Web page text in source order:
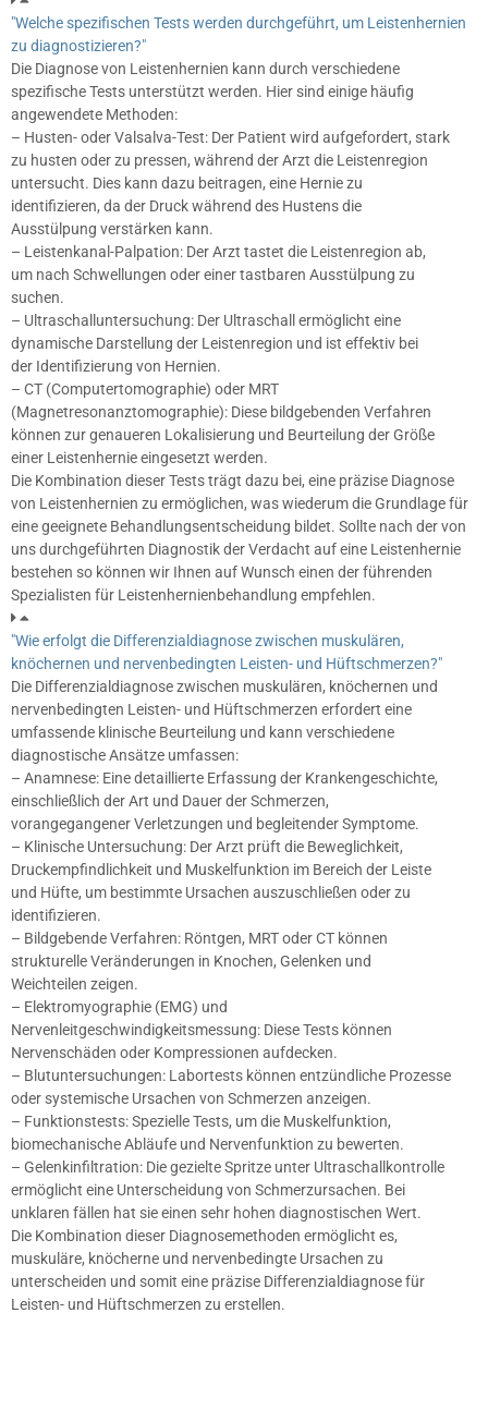
"Welche spezifischen Tests werden durchgeführt, um Leistenhernien
zu diagnostizieren?"
Die Diagnose von Leistenhernien kann durch verschiedene
spezifische Tests unterstützt werden. Hier sind einige häufig
angewendete Methoden:
– Husten- oder Valsalva-Test: Der Patient wird aufgefordert, stark
zu husten oder zu pressen, während der Arzt die Leistenregion
untersucht. Dies kann dazu beitragen, eine Hernie zu
identifizieren, da der Druck während des Hustens die
Ausstülpung verstärken kann.
– Leistenkanal-Palpation: Der Arzt tastet die Leistenregion ab,
um nach Schwellungen oder einer tastbaren Ausstülpung zu
suchen.
– Ultraschalluntersuchung: Der Ultraschall ermöglicht eine
dynamische Darstellung der Leistenregion und ist effektiv bei
der Identifizierung von Hernien.
– CT (Computertomographie) oder MRT
(Magnetresonanztomographie): Diese bildgebenden Verfahren
können zur genaueren Lokalisierung und Beurteilung der Größe
einer Leistenhernie eingesetzt werden.
Die Kombination dieser Tests trägt dazu bei, eine präzise Diagnose
von Leistenhernien zu ermöglichen, was wiederum die Grundlage für
eine geeignete Behandlungsentscheidung bildet. Sollte nach der von
uns durchgeführten Diagnostik der Verdacht auf eine Leistenhernie
bestehen so können wir Ihnen auf Wunsch einen der führenden
Spezialisten für Leistenhernienbehandlung empfehlen.
"Wie erfolgt die Differenzialdiagnose zwischen muskulären,
knöchernen und nervenbedingten Leisten- und Hüftschmerzen?"
Die Differenzialdiagnose zwischen muskulären, knöchernen und
nervenbedingten Leisten- und Hüftschmerzen erfordert eine
umfassende klinische Beurteilung und kann verschiedene
diagnostische Ansätze umfassen:
– Anamnese: Eine detaillierte Erfassung der Krankengeschichte,
einschließlich der Art und Dauer der Schmerzen,
vorangegangener Verletzungen und begleitender Symptome.
– Klinische Untersuchung: Der Arzt prüft die Beweglichkeit,
Druckempfindlichkeit und Muskelfunktion im Bereich der Leiste
und Hüfte, um bestimmte Ursachen auszuschließen oder zu
identifizieren.
– Bildgebende Verfahren: Röntgen, MRT oder CT können
strukturelle Veränderungen in Knochen, Gelenken und
Weichteilen zeigen.
– Elektromyographie (EMG) und
Nervenleitgeschwindigkeitsmessung: Diese Tests können
Nervenschäden oder Kompressionen aufdecken.
– Blutuntersuchungen: Labortests können entzündliche Prozesse
oder systemische Ursachen von Schmerzen anzeigen.
– Funktionstests: Spezielle Tests, um die Muskelfunktion,
biomechanische Abläufe und Nervenfunktion zu bewerten.
– Gelenkinfiltration: Die gezielte Spritze unter Ultraschallkontrolle
ermöglicht eine Unterscheidung von Schmerzursachen. Bei
unklaren fällen hat sie einen sehr hohen diagnostischen Wert.
Die Kombination dieser Diagnosemethoden ermöglicht es,
muskuläre, knöcherne und nervenbedingte Ursachen zu
unterscheiden und somit eine präzise Differenzialdiagnose für
Leisten- und Hüftschmerzen zu erstellen.